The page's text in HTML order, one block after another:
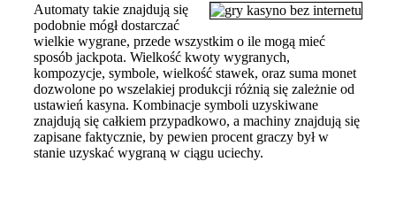
Automaty takie znajdują się
podobnie mógł dostarczać
wielkie wygrane, przede wszystkim o ile mogą mieć
sposób jackpota. Wielkość kwoty wygranych,
kompozycje, symbole, wielkość stawek, oraz suma monet
dozwolone po wszelakiej produkcji różnią się zależnie od
ustawień kasyna. Kombinacje symboli uzyskiwane
znajdują się całkiem przypadkowo, a machiny znajdują się
zapisane faktycznie, by pewien procent graczy był w
stanie uzyskać wygraną w ciągu uciechy.